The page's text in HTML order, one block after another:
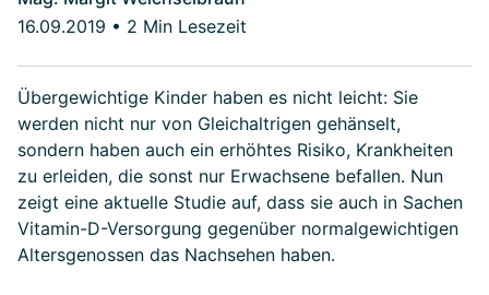
16.09.2019 • 2 Min Lesezeit
Übergewichtige Kinder haben es nicht leicht: Sie
werden nicht nur von Gleichaltrigen gehänselt,
sondern haben auch ein erhöhtes Risiko, Krankheiten
zu erleiden, die sonst nur Erwachsene befallen. Nun
zeigt eine aktuelle Studie auf, dass sie auch in Sachen
Vitamin-D-Versorgung gegenüber normalgewichtigen
Altersgenossen das Nachsehen haben.